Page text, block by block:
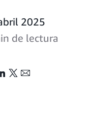
2025
de lectura